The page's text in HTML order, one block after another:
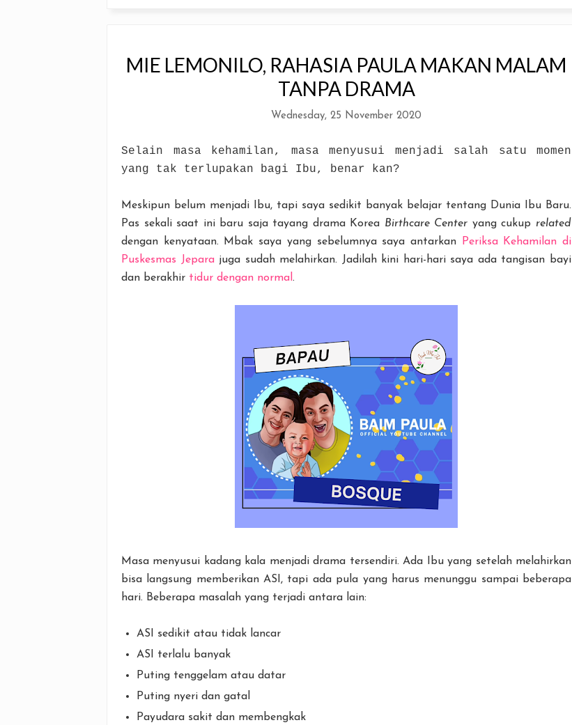
MIE LEMONILO, RAHASIA PAULA MAKAN MALAM
TANPA DRAMA
Wednesday, 25 November 2020
Selain masa kehamilan, masa menyusui menjadi salah satu momen
yang tak terlupakan bagi Ibu, benar kan?
Meskipun belum menjadi Ibu, tapi saya sedikit banyak belajar tentang Dunia Ibu Baru.
Pas sekali saat ini baru saja tayang drama Korea Birthcare Center yang cukup related
dengan kenyataan. Mbak saya yang sebelumnya saya antarkan
Periksa Kehamilan di
Puskesmas Jeparajuga sudah melahirkan. Jadilah kini hari-hari saya ada tangisan bayi
dan berakhir tidur dengan normal .
Masa menyusui kadang kala menjadi drama tersendiri. Ada Ibu yang setelah melahirkan
bisa langsung memberikan ASI, tapi ada pula yang harus menunggu sampai beberapa
hari. Beberapa masalah yang terjadi antara lain:
ASI sedikit atau tidak lancar
ASI terlalu banyak
Puting tenggelam atau datar
Puting nyeri dan gatal
Payudara sakit dan membengkak